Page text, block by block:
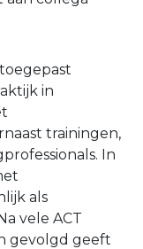
in
trainingen,
In
als
vele ACT
gevolgd geeft